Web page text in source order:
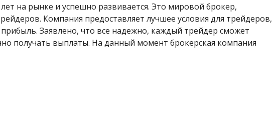
на рынке и успешно развивается. Это мировой брокер,
Компания предоставляет лучшее условия для трейдеров,
Заявлено, что все надежно, каждый трейдер сможет
получать выплаты. На данный момент брокерская компания